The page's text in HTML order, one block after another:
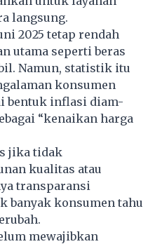
langsung.
2025 tetap rendah
utama seperti beras
Namun, statistik itu
konsumen
bentuk inflasi diam-
“kenaikan harga
jika tidak
kualitas atau
transparansi
banyak konsumen tahu
mewajibkan